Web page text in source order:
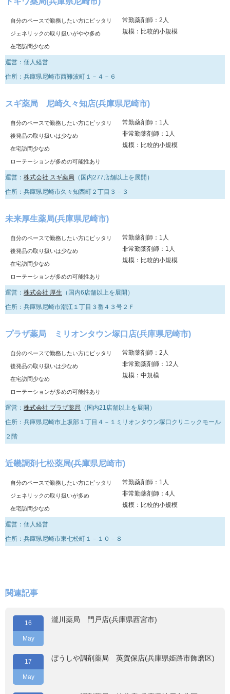
自分のペースで勤務したい方にピッタリ
ジェネリックの取り扱いがやや多め
在宅訪問少なめ
常勤薬剤師：2人
規模：比較的小規模
運営：個人経営
住所：兵庫県尼崎市西難波町１－４－６
スギ薬局 尼崎久々知店(兵庫県尼崎市)
自分のペースで勤務したい方にピッタリ
後発品の取り扱いは少なめ
在宅訪問少なめ
ローテーションが多めの可能性あり
常勤薬剤師：1人
非常勤薬剤師：1人
規模：比較的小規模
運営： 株式会社 スギ薬局 （国内277店舗以上を展開）
住所：兵庫県尼崎市久々知西町２丁目３－３
未来厚生薬局(兵庫県尼崎市)
自分のペースで勤務したい方にピッタリ
後発品の取り扱いは少なめ
在宅訪問少なめ
ローテーションが多めの可能性あり
常勤薬剤師：1人
非常勤薬剤師：1人
規模：比較的小規模
運営： 株式会社 厚生 （国内6店舗以上を展開）
住所：兵庫県尼崎市潮江１丁目３番４３号２Ｆ
プラザ薬局 ミリオンタウン塚口店(兵庫県尼崎市)
自分のペースで勤務したい方にピッタリ
後発品の取り扱いは少なめ
在宅訪問少なめ
ローテーションが多めの可能性あり
常勤薬剤師：2人
非常勤薬剤師：12人
規模：中規模
運営： 株式会社 プラザ薬局 （国内21店舗以上を展開）
住所：兵庫県尼崎市上坂部１丁目４－１ミリオンタウン塚口クリニックモール
２階
近畿調剤七松薬局(兵庫県尼崎市)
自分のペースで勤務したい方にピッタリ
ジェネリックの取り扱いが多め
在宅訪問少なめ
常勤薬剤師：1人
非常勤薬剤師：4人
規模：比較的小規模
運営：個人経営
住所：兵庫県尼崎市東七松町１－１０－８
関連記事
16
May
瀧川薬局 門戸店(兵庫県西宮市)
17
May
ぼうしや調剤薬局 英賀保店(兵庫県姫路市飾磨区)